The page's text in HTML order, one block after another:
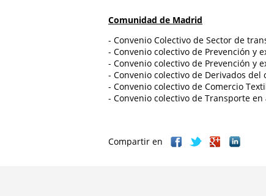
Comunidad de Madrid
- Convenio Colectivo de Sector de
- Convenio colectivo de Prevención y
- Convenio colectivo de Prevención y
- Convenio colectivo de Derivados
- Convenio colectivo de Comercio
- Convenio colectivo de Transporte
Compartir en